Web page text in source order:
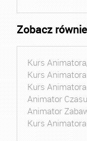
Zobacz
Kurs Animatora
Kurs
Kurs
Animator
Animator
Kurs